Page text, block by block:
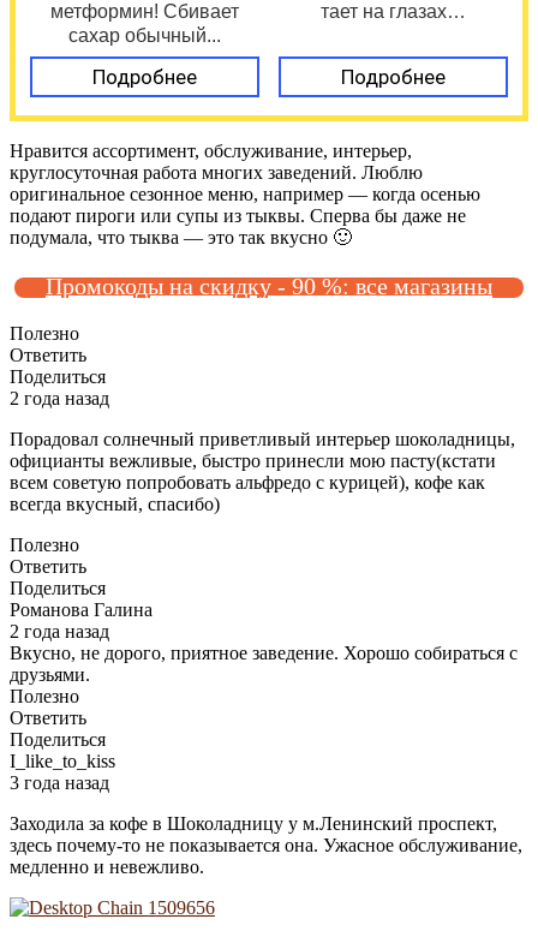
метформин! Сбивает
сахар обычный...
Подробнее
тает на глазах…
Подробнее
Нравится ассортимент, обслуживание, интерьер,
круглосуточная работа многих заведений. Люблю
оригинальное сезонное меню, например — когда осенью
подают пироги или супы из тыквы. Сперва бы даже не
подумала, что тыква — это так вкусно 🙂
Промокоды на скидку - 90 %: все магазины
Полезно
Ответить
Поделиться
2 года назад
Порадовал солнечный приветливый интерьер шоколадницы,
официанты вежливые, быстро принесли мою пасту(кстати
всем советую попробовать альфредо с курицей), кофе как
всегда вкусный, спасибо)
Полезно
Ответить
Поделиться
Романова Галина
2 года назад
Вкусно, не дорого, приятное заведение. Хорошо собираться с
друзьями.
Полезно
Ответить
Поделиться
I_like_to_kiss
3 года назад
Заходила за кофе в Шоколадницу у м.Ленинский проспект,
здесь почему-то не показывается она. Ужасное обслуживание,
медленно и невежливо.